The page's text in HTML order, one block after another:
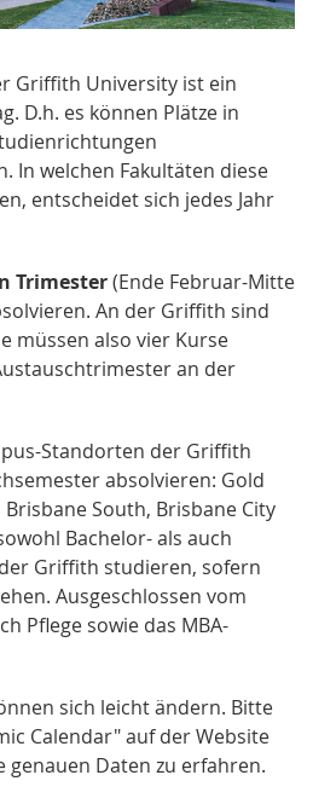
Griffith University ist ein
D.h. es können Plätze in
In welchen Fakultäten diese
entscheidet sich jedes Jahr
Trimester(Ende Februar-Mitte
An der Griffith sind
müssen also vier Kurse
an der
Standorten der Griffith
absolvieren: Gold
South, Brisbane City
Bachelor- als auch
Griffith studieren, sofern
Ausgeschlossen vom
Pflege sowie das MBA-
sich leicht ändern. Bitte
Calendar" auf der Website
genauen Daten zu erfahren.